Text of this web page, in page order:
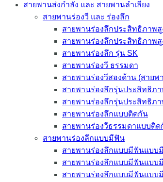
สายพานส่งกำลัง และ สายพานลำเลียง
สายพานร่องวี และ ร่องลึก
สายพานร่องลึกประสิทธิภาพสู
สายพานร่องลึกประสิทธิภาพสู
สายพานร่องลึก รุ่น SK
สายพานร่องวี ธรรมดา
สายพานร่องวีสองด้าน (สายพ
สายพานร่องลึกรุ่นประสิทธิภ
สายพานร่องลึกรุ่นประสิทธิภ
สายพานร่องลึกแบบติดกัน
สายพานร่องวีธรรมดาแบบติด
สายพานร่องลึกแบบมีฟัน
สายพานร่องลึกแบบมีฟันแบบ
สายพานร่องลึกแบบมีฟันแบบมี
สายพานร่องลึกแบบมีฟันแบบมี